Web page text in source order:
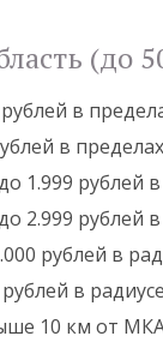
(до
в
в
1.999 рублей
2.999 рублей
рублей в
в
10 км от